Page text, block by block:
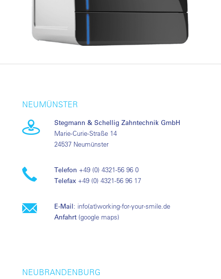
NEUMÜNSTER
Stegmann & Schellig Zahntechnik GmbH
Marie-Curie-Straße 14
24537 Neumünster
Telefon +49 (0) 4321-56 96 0
Telefax +49 (0) 4321-56 96 17
E-Mail: info(at)working-for-your-smile.de
Anfahrt (google maps)
NEUBRANDENBURG